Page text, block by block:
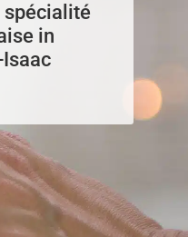
spécialité
in